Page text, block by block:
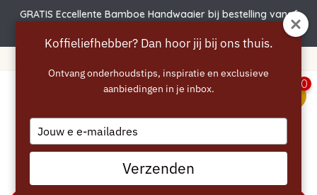
GRATIS Eccellente Bamboe Handwaaier bij bestelling vanaf
0
Accueil/Détartrage/Tablettes détartrantes et
détartrant liquide Bosch
Koffieliefhebber? Dan hoor jij bij ons thuis.
Ontvang onderhoudstips, inspiratie en exclusieve
aanbiedingen in je inbox.
Type
your
email
Verzenden